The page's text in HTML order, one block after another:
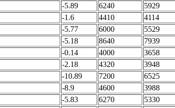
-5.89 6240 5929
-1.6 4410 4114
-5.77 6000 5529
-5.18 8640 7939
-0.14 4000 3658
-2.18 4320 3948
-10.89 7200 6525
-8.9 4600 3988
-5.83 6270 5330